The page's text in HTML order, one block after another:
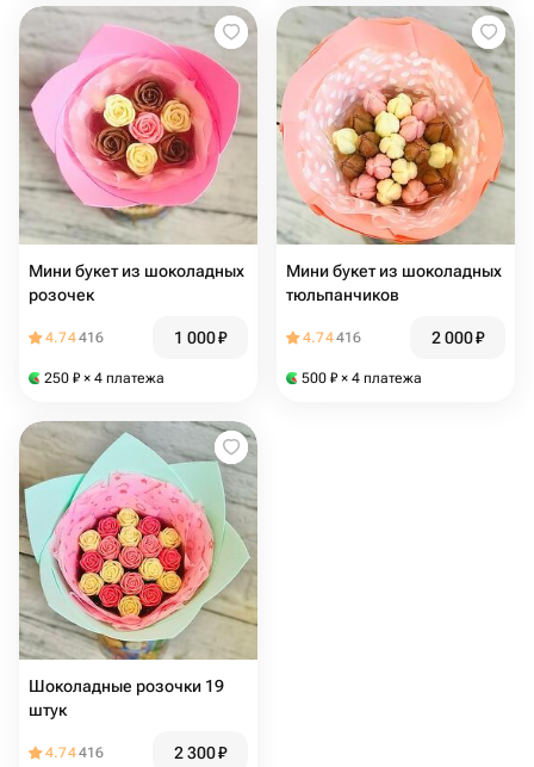
Мини букет из шоколадных
розочек
4.74416 1 000₽
250 ₽ × 4 платежа
Мини букет из шоколадных
тюльпанчиков
4.74416 2 000₽
500 ₽ × 4 платежа
Шоколадные розочки 19
штук
4.74416 2 300₽